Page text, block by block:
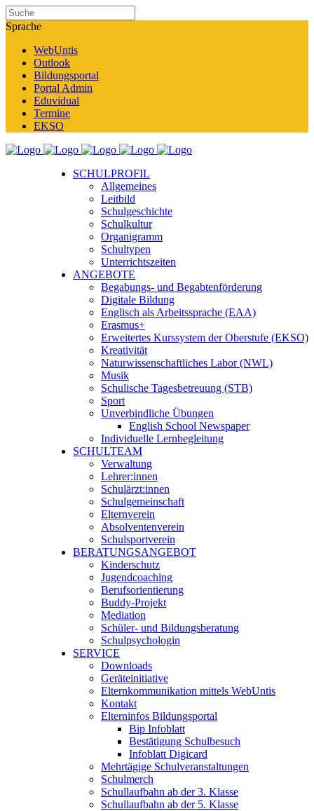
Sprache
WebUntis
Outlook
Bildungsportal
Portal Admin
Eduvidual
Termine
EKSO
SCHULPROFIL
Allgemeines
Leitbild
Schulgeschichte
Schulkultur
Organigramm
Schultypen
Unterrichtszeiten
ANGEBOTE
Begabungs- und Begabtenförderung
Digitale Bildung
Englisch als Arbeitssprache (EAA)
Erasmus+
Erweitertes Kurssystem der Oberstufe (EKSO)
Kreativität
Naturwissenschaftliches Labor (NWL)
Musik
Schulische Tagesbetreuung (STB)
Sport
Unverbindliche Übungen
English School Newspaper
Individuelle Lernbegleitung
SCHULTEAM
Verwaltung
Lehrer:innen
Schulärzt:innen
Schulgemeinschaft
Elternverein
Absolventenverein
Schulsportverein
BERATUNGSANGEBOT
Kinderschutz
Jugendcoaching
Berufsorientierung
Buddy-Projekt
Mediation
Schüler- und Bildungsberatung
Schulpsychologin
SERVICE
Downloads
Geräteinitiative
Elternkommunikation mittels WebUntis
Kontakt
Elterninfos Bildungsportal
Bip Infoblatt
Bestätigung Schulbesuch
Infoblatt Digicard
Mehrtägige Schulveranstaltungen
Schulmerch
Schullaufbahn ab der 3. Klasse
Schullaufbahn ab der 5. Klasse